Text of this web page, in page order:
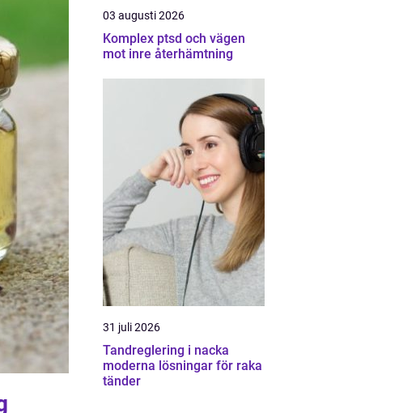
03 augusti 2026
Komplex ptsd och vägen
mot inre återhämtning
31 juli 2026
Tandreglering i nacka
moderna lösningar för raka
tänder